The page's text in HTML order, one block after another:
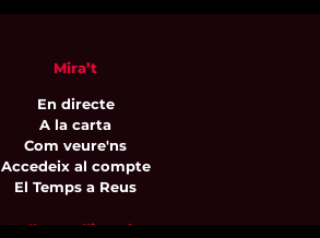
Mira’t
En directe
A la carta
Com veure'ns
Accedeix al compte
El Temps a Reus
Enllaços d’interès